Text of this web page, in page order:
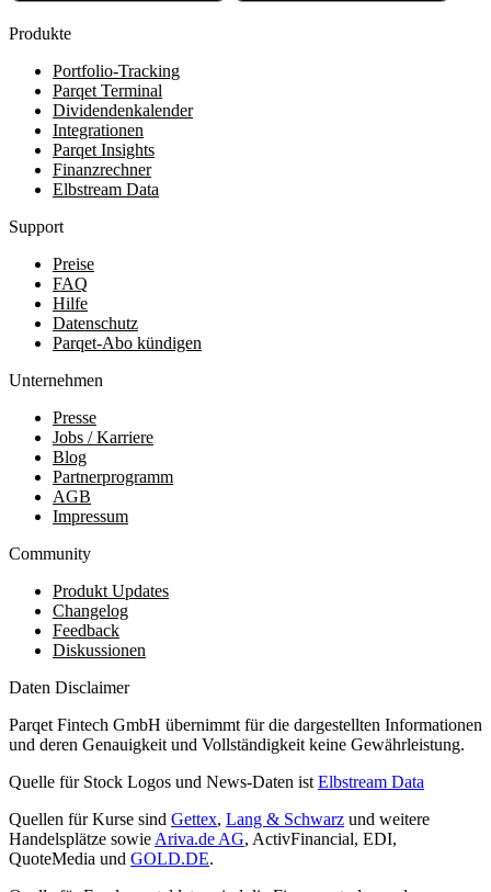
Produkte
Portfolio-Tracking
Parqet Terminal
Dividendenkalender
Integrationen
Parqet Insights
Finanzrechner
Elbstream Data
Support
Preise
FAQ
Hilfe
Datenschutz
Parqet-Abo kündigen
Unternehmen
Presse
Jobs / Karriere
Blog
Partnerprogramm
AGB
Impressum
Community
Produkt Updates
Changelog
Feedback
Diskussionen
Daten Disclaimer
Parqet Fintech GmbH übernimmt für die dargestellten Informationen
und deren Genauigkeit und Vollständigkeit keine Gewährleistung.
Quelle für Stock Logos und News-Daten ist Elbstream Data
Quellen für Kurse sind Gettex, Lang & Schwarz und weitere
Handelsplätze sowie Ariva.de AG, ActivFinancial, EDI,
QuoteMedia und GOLD.DE.